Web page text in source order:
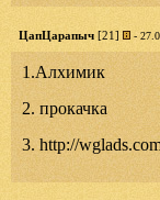
ЦапЦарапыч [21] -
1.Алхимик
2. прокачка
3. http://